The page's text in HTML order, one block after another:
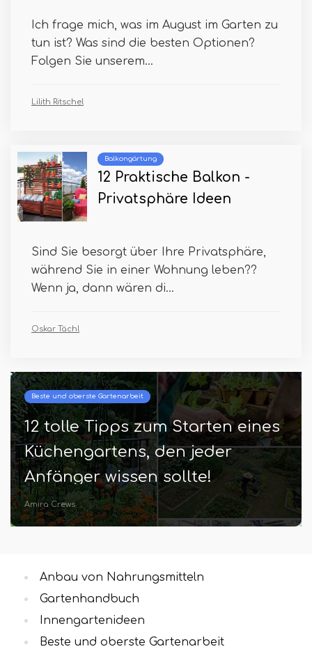
Ich frage mich, was im August im Garten zu
tun ist? Was sind die besten Optionen?
Folgen Sie unserem...
Lilith Ritschel
Balkongärtung
12 Praktische Balkon -
Privatsphäre Ideen
Sind Sie besorgt über Ihre Privatsphäre,
während Sie in einer Wohnung leben??
Wenn ja, dann wären di...
Oskar Tächl
Beste und oberste Gartenarbeit
12 tolle Tipps zum Starten eines
Küchengartens, den jeder
Anfänger wissen sollte!
Amira Crews
Anbau von Nahrungsmitteln
Gartenhandbuch
Innengartenideen
Beste und oberste Gartenarbeit